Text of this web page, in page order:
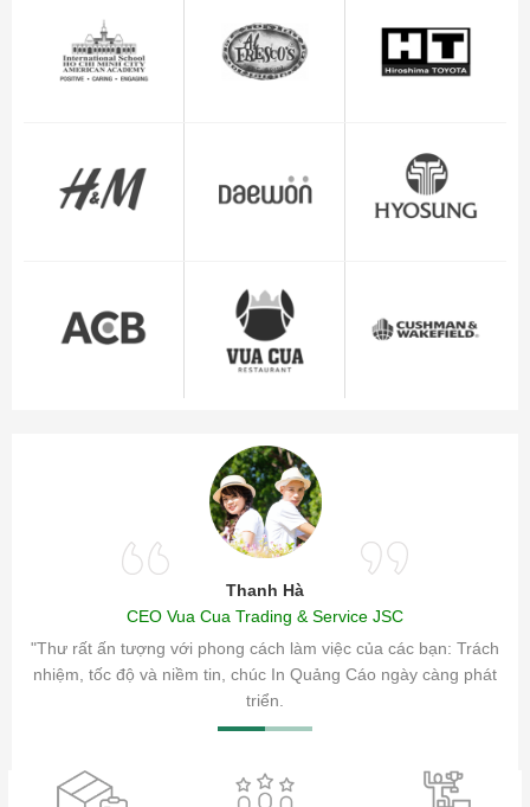
Thanh Hà
CEO Vua Cua Trading & Service JSC
"Thư rất ấn tượng với phong cách làm việc của các bạn: Trách
nhiệm, tốc độ và niềm tin, chúc In Quảng Cáo ngày càng phát
triển.
sóc